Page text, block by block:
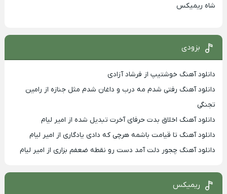
شاه ریمیکس
بزودی
دانلود آهنگ خوشتیپ از فرشاد آزادی
دانلود آهنگ رفتی شدم مه درب و داغان شدم مثل جنازه از رامین
تجنگی
دانلود آهنگ اخلاق بدت حرفای آخرت تبدیل شده از امیر لیام
دانلود آهنگ تا قیامت باشمه هرچی که دادی یادگاری از امیر لیام
دانلود آهنگ چجور دلت آمد دست رو نقطه ضعفم بزاری از امیر لیام
ریمیکس